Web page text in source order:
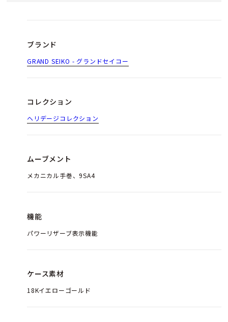
ブランド
GRAND SEIKO - グランドセイコー
コレクション
ヘリデージコレクション
ムーブメント
メカニカル手巻、9SA4
機能
パワーリザーブ表示機能
ケース素材
18Kイエローゴールド